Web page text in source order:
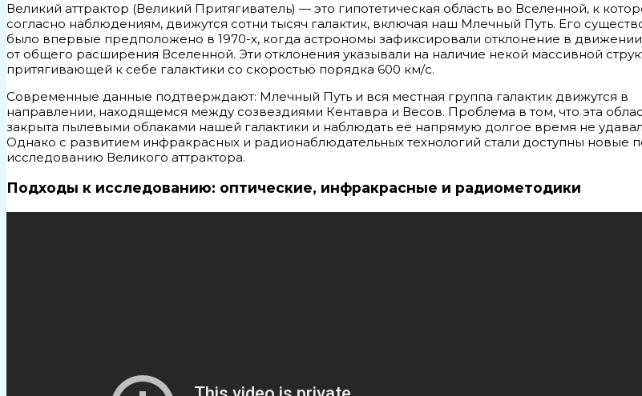
Великий аттрактор (Великий Притягиватель) — это гипотетическая область во Вселенной, к
согласно наблюдениям, движутся сотни тысяч галактик, включая наш Млечный Путь. Его
было впервые предположено в 1970-х, когда астрономы зафиксировали отклонение в движении
от общего расширения Вселенной. Эти отклонения указывали на наличие некой массивной
притягивающей к себе галактики со скоростью порядка 600 км/с.
Современные данные подтверждают: Млечный Путь и вся местная группа галактик движутся в
направлении, находящемся между созвездиями Кентавра и Весов. Проблема в том, что эта
закрыта пылевыми облаками нашей галактики и наблюдать её напрямую долгое время не
Однако с развитием инфракрасных и радионаблюдательных технологий стали доступны новые
исследованию Великого аттрактора.
Подходы к исследованию: оптические, инфракрасные и радиометодики